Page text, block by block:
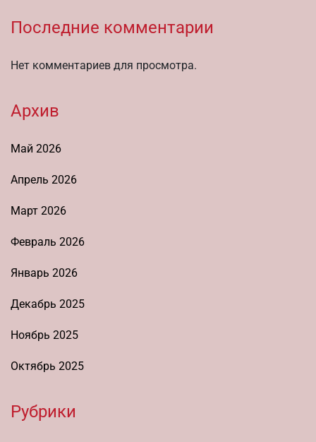
Последние комментарии
Нет комментариев для просмотра.
Архив
Май 2026
Апрель 2026
Март 2026
Февраль 2026
Январь 2026
Декабрь 2025
Ноябрь 2025
Октябрь 2025
Рубрики